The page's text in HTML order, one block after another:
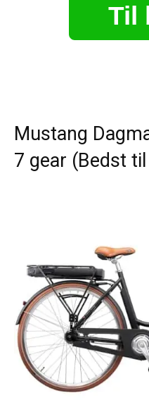
Til
Mustang
7 gear (Bedst